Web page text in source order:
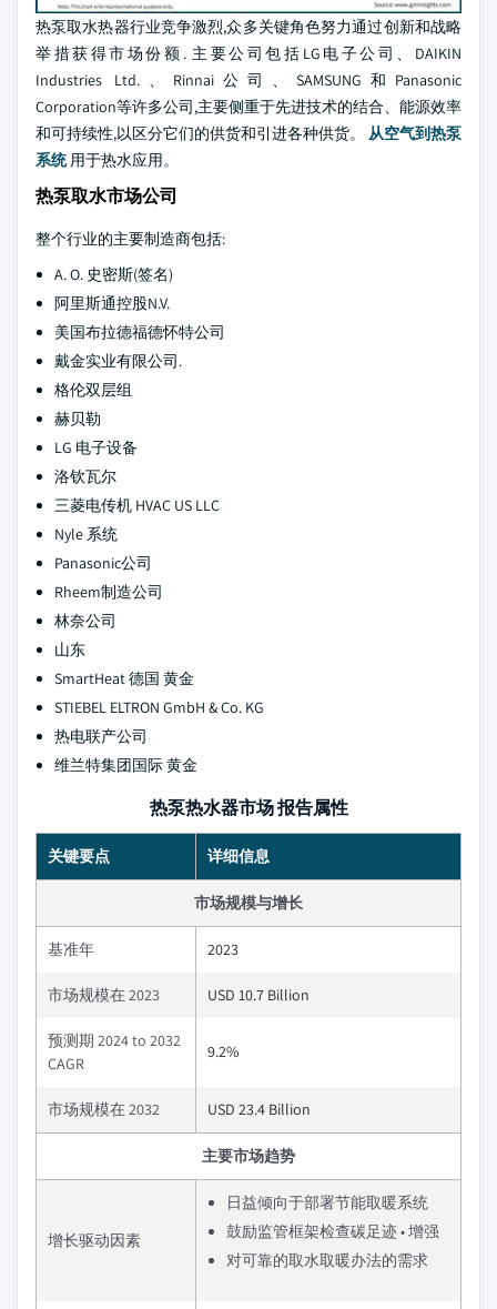
热泵取水热器行业竞争激烈,众多关键角色努力通过创新和战略
举措获得市场份额. 主要公司包括LG电子公司、DAIKIN
Industries Ltd.、Rinnai公司、SAMSUNG和Panasonic
Corporation等许多公司,主要侧重于先进技术的结合、能源效率
和可持续性,以区分它们的供货和引进各种供货。 从空气到热泵
系统用于热水应用。
热泵取水市场公司
整个行业的主要制造商包括:
A. O. 史密斯(签名)
阿里斯通控股N.V.
美国布拉德福德怀特公司
戴金实业有限公司.
格伦双层组
赫贝勒
LG 电子设备
洛钦瓦尔
三菱电传机 HVAC US LLC
Nyle 系统
Panasonic公司
Rheem制造公司
林奈公司
山东
SmartHeat 德国 黄金
STIEBEL ELTRON GmbH & Co. KG
热电联产公司
维兰特集团国际 黄金
热泵热水器市场 报告属性
关键要点 详细信息
市场规模与增长
基准年 2023
市场规模在 2023 USD 10.7 Billion
预测期 2024 to 2032
CAGR
9.2%
市场规模在 2032 USD 23.4 Billion
主要市场趋势
增长驱动因素
日益倾向于部署节能取暖系统
鼓励监管框架检查碳足迹 • 增强
对可靠的取水取暖办法的需求